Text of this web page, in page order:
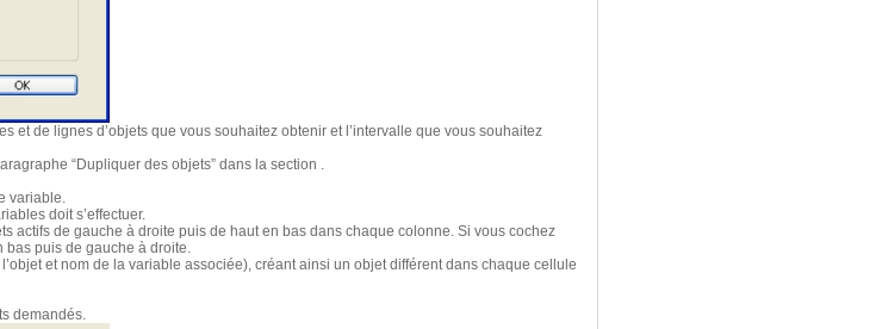
et de lignes d’objets que vous souhaitez obtenir et l’intervalle que vous souhaitez
“Dupliquer des objets” dans la section .
variable.
doit s’effectuer.
actifs de gauche à droite puis de haut en bas dans chaque colonne. Si vous cochez
bas puis de gauche à droite.
et nom de la variable associée), créant ainsi un objet différent dans chaque cellule
demandés.